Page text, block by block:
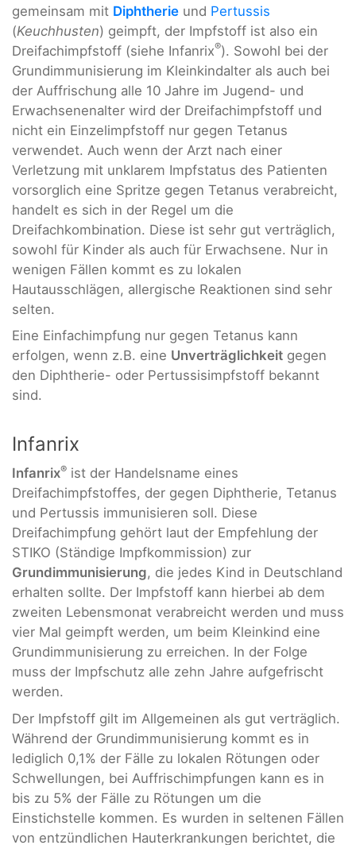
gemeinsam mit Diphtherie und Pertussis
(Keuchhusten) geimpft, der Impfstoff ist also ein
Dreifachimpfstoff (siehe Infanrix®). Sowohl bei der
Grundimmunisierung im Kleinkindalter als auch bei
der Auffrischung alle 10 Jahre im Jugend- und
Erwachsenenalter wird der Dreifachimpfstoff und
nicht ein Einzelimpfstoff nur gegen Tetanus
verwendet. Auch wenn der Arzt nach einer
Verletzung mit unklarem Impfstatus des Patienten
vorsorglich eine Spritze gegen Tetanus verabreicht,
handelt es sich in der Regel um die
Dreifachkombination. Diese ist sehr gut verträglich,
sowohl für Kinder als auch für Erwachsene. Nur in
wenigen Fällen kommt es zu lokalen
Hautausschlägen, allergische Reaktionen sind sehr
selten.
Eine Einfachimpfung nur gegen Tetanus kann
erfolgen, wenn z.B. eine Unverträglichkeit gegen
den Diphtherie- oder Pertussisimpfstoff bekannt
sind.
Infanrix
Infanrix® ist der Handelsname eines
Dreifachimpfstoffes, der gegen Diphtherie, Tetanus
und Pertussis immunisieren soll. Diese
Dreifachimpfung gehört laut der Empfehlung der
STIKO (Ständige Impfkommission) zur
Grundimmunisierung, die jedes Kind in Deutschland
erhalten sollte. Der Impfstoff kann hierbei ab dem
zweiten Lebensmonat verabreicht werden und muss
vier Mal geimpft werden, um beim Kleinkind eine
Grundimmunisierung zu erreichen. In der Folge
muss der Impfschutz alle zehn Jahre aufgefrischt
werden.
Der Impfstoff gilt im Allgemeinen als gut verträglich.
Während der Grundimmunisierung kommt es in
lediglich 0,1% der Fälle zu lokalen Rötungen oder
Schwellungen, bei Auffrischimpfungen kann es in
bis zu 5% der Fälle zu Rötungen um die
Einstichstelle kommen. Es wurden in seltenen Fällen
von entzündlichen Hauterkrankungen berichtet, die